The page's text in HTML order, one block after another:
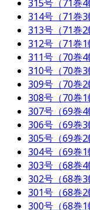
315号（71巻
314号（71巻3
313号（71巻2
312号（71巻1
311号（70巻
310号（70巻3
309号（70巻2
308号（70巻1
307号（69巻
306号（69巻3
305号（69巻2
304号（69巻1
303号（68巻
302号（68巻3
301号（68巻2
300号（68巻1